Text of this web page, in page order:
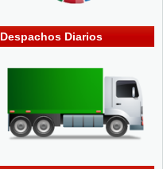
Despachos Diarios